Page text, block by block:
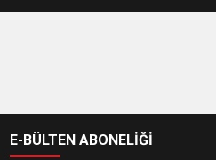
E-BÜLTEN ABONELİĞİ